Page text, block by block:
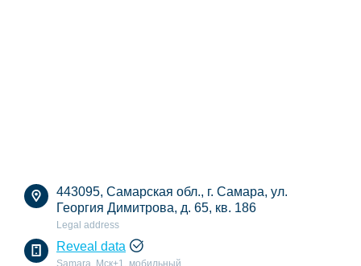
443095, Самарская обл., г. Самара, ул.
Георгия Димитрова, д. 65, кв. 186
Legal address
Reveal data